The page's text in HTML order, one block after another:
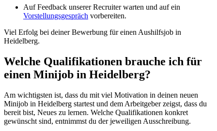
Auf Feedback unserer Recruiter warten und auf ein
Vorstellungsgespräch vorbereiten.
Viel Erfolg bei deiner Bewerbung für einen Aushilfsjob in
Heidelberg.
Welche Qualifikationen brauche ich für
einen Minijob in Heidelberg?
Am wichtigsten ist, dass du mit viel Motivation in deinen neuen
Minijob in Heidelberg startest und dem Arbeitgeber zeigst, dass du
bereit bist, Neues zu lernen. Welche Qualifikationen konkret
gewünscht sind, entnimmst du der jeweiligen Ausschreibung.